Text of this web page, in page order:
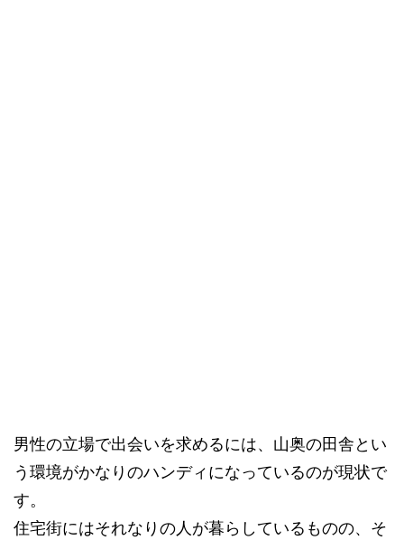
男性の立場で出会いを求めるには、山奥の田舎とい
う環境がかなりのハンディになっているのが現状で
す。
住宅街にはそれなりの人が暮らしているものの、そ